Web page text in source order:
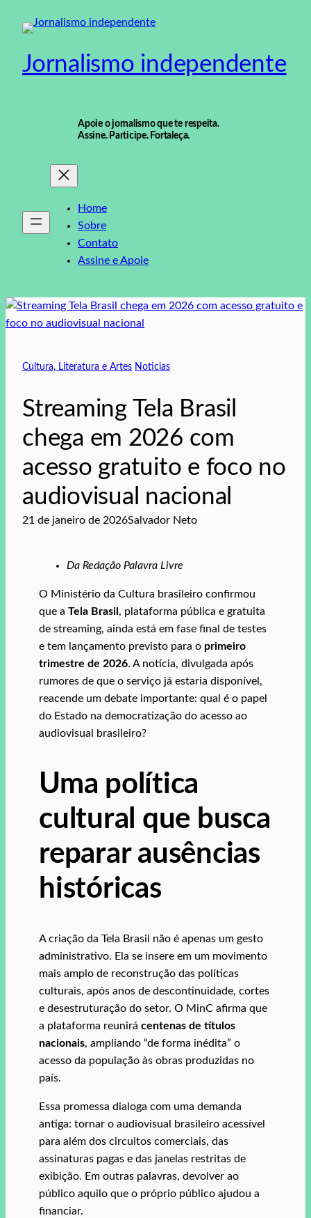
para
conteúdo
Jornalismo independente
Apoie o jornalismo que te respeita.
Assine. Participe. Fortaleça.
Home
Sobre
Contato
Assine e Apoie
Cultura, Literatura e Artes Noticias
Streaming Tela Brasil
chega em 2026 com
acesso gratuito e foco no
audiovisual nacional
21 de janeiro de 2026Salvador Neto
Da Redação Palavra Livre
O Ministério da Cultura brasileiro confirmou
que a Tela Brasil , plataforma pública e gratuita
de streaming, ainda está em fase final de testes
e tem lançamento previsto para o primeiro
trimestre de 2026. A notícia, divulgada após
rumores de que o serviço já estaria disponível,
reacende um debate importante: qual é o papel
do Estado na democratização do acesso ao
audiovisual brasileiro?
Uma política
cultural que busca
reparar ausências
históricas
A criação da Tela Brasil não é apenas um gesto
administrativo. Ela se insere em um movimento
mais amplo de reconstrução das políticas
culturais, após anos de descontinuidade, cortes
e desestruturação do setor. O MinC afirma que
a plataforma reunirá centenas de títulos
nacionais, ampliando “de forma inédita” o
acesso da população às obras produzidas no
país.
Essa promessa dialoga com uma demanda
antiga: tornar o audiovisual brasileiro acessível
para além dos circuitos comerciais, das
assinaturas pagas e das janelas restritas de
exibição. Em outras palavras, devolver ao
público aquilo que o próprio público ajudou a
financiar.